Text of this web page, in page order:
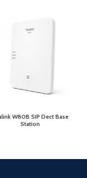
W80B SIP Dect Base
Station